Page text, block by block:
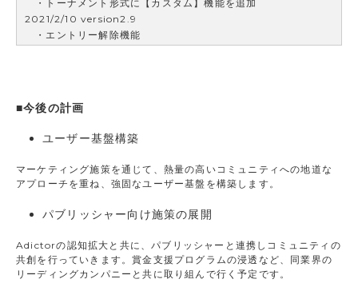
・トーナメント形式に【カスタム】機能を追加
2021/2/10 version2.9
・エントリー解除機能
■今後の計画
ユーザー基盤構築
マーケティング施策を通じて、熱量の高いコミュニティへの地道な
アプローチを重ね、強固なユーザー基盤を構築します。
パブリッシャー向け施策の展開
Adictorの認知拡大と共に、パブリッシャーと連携しコミュニティの
共創を行っていきます。賞金支援プログラムの浸透など、同業界の
リーディングカンパニーと共に取り組んで行く予定です。